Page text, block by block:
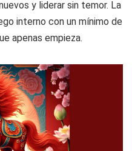
y liderar sin temor. La
interno con un mínimo de
apenas empieza.